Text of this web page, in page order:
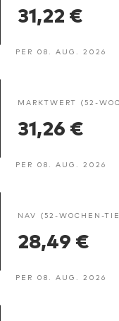
31,22 €
PER 08. AUG. 2026
MARKTWERT (52-
31,26 €
PER 08. AUG. 2026
NAV (52-WOCHEN-
28,49 €
PER 08. AUG. 2026